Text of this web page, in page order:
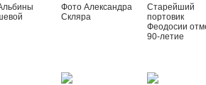
Фото Александра
Скляра
Старейший
портовик
Феодосии
90-летие